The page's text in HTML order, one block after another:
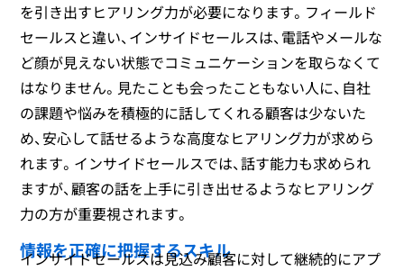
を引き出すヒアリング力が必要になります。フィールド
セールスと違い、インサイドセールスは、電話やメールな
ど顔が見えない状態でコミュニケーションを取らなくて
はなりません。見たことも会ったこともない人に、自社
の課題や悩みを積極的に話してくれる顧客は少ないた
め、安心して話せるような高度なヒアリング力が求めら
れます。インサイドセールスでは、話す能力も求められ
ますが、顧客の話を上手に引き出せるようなヒアリング
力の方が重要視されます。
情報を正確に把握するスキル
インサイドセールスは見込み顧客に対して継続的にアプ